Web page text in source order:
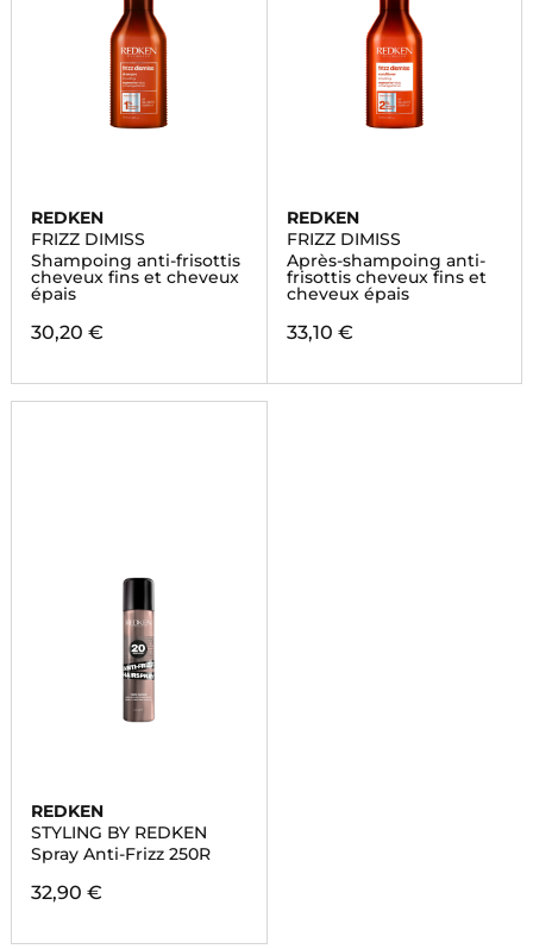
REDKEN
FRIZZ DIMISS
Shampoing anti-frisottis
cheveux fins et cheveux
épais
30,20 €
REDKEN
FRIZZ DIMISS
Après-shampoing anti-
frisottis cheveux fins et
cheveux épais
33,10 €
REDKEN
STYLING BY REDKEN
Spray Anti-Frizz 250R
32,90 €